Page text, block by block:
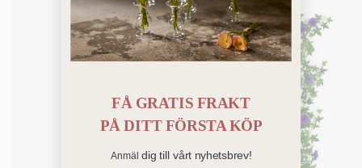
FÅ GRATIS FRAKT
PÅDITT FÖRSTA KÖP
Anmäl dig till vårt nyhetsbrev!